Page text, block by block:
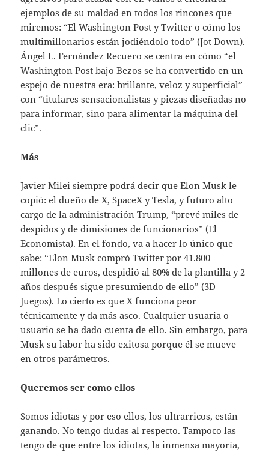
ejemplos de su maldad en todos los rincones que
miremos: “El Washington Post y Twitter o cómo los
multimillonarios están jodiéndolo todo” (Jot Down).
Ángel L. Fernández Recuero se centra en cómo “el
Washington Post bajo Bezos se ha convertido en un
espejo de nuestra era: brillante, veloz y superficial”
con “titulares sensacionalistas y piezas diseñadas no
para informar, sino para alimentar la máquina del
clic”.
Más
Javier Milei siempre podrá decir que Elon Musk le
copió: el dueño de X, SpaceX y Tesla, y futuro alto
cargo de la administración Trump, “prevé miles de
despidos y de dimisiones de funcionarios” (El
Economista). En el fondo, va a hacer lo único que
sabe: “Elon Musk compró Twitter por 41.800
millones de euros, despidió al 80% de la plantilla y 2
años después sigue presumiendo de ello” (3D
Juegos). Lo cierto es que X funciona peor
técnicamente y da más asco. Cualquier usuaria o
usuario se ha dado cuenta de ello. Sin embargo, para
Musk su labor ha sido exitosa porque él se mueve
en otros parámetros.
Queremos ser como ellos
Somos idiotas y por eso ellos, los ultrarricos, están
ganando. No tengo dudas al respecto. Tampoco las
tengo de que entre los idiotas, la inmensa mayoría,